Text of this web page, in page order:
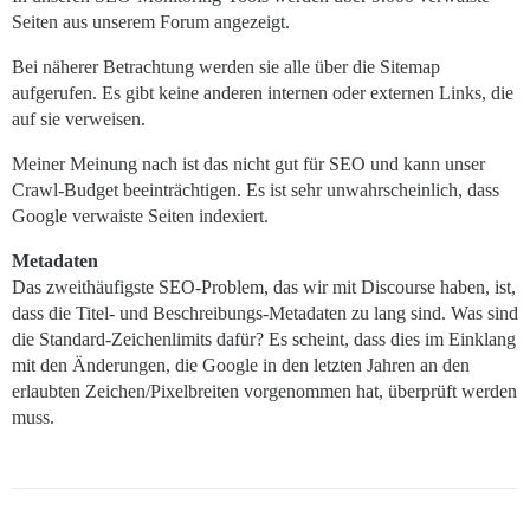
Seiten aus unserem Forum angezeigt.
Bei näherer Betrachtung werden sie alle über die Sitemap
aufgerufen. Es gibt keine anderen internen oder externen Links, die
auf sie verweisen.
Meiner Meinung nach ist das nicht gut für SEO und kann unser
Crawl-Budget beeinträchtigen. Es ist sehr unwahrscheinlich, dass
Google verwaiste Seiten indexiert.
Metadaten
Das zweithäufigste SEO-Problem, das wir mit Discourse haben, ist,
dass die Titel- und Beschreibungs-Metadaten zu lang sind. Was sind
die Standard-Zeichenlimits dafür? Es scheint, dass dies im Einklang
mit den Änderungen, die Google in den letzten Jahren an den
erlaubten Zeichen/Pixelbreiten vorgenommen hat, überprüft werden
muss.